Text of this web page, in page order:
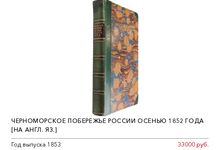
ЧЕРНОМОРСКОЕ ПОБЕРЕЖЬЕ РОССИИ ОСЕНЬЮ 1852 ГОДА
[НА АНГЛ. ЯЗ.]
Год выпуска 1853
33000 руб.